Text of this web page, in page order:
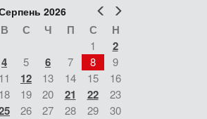
Попер
2026
В С Ч П С Н
1 2
4 5 6 7 8
9
11 12 13 14 15
16
18 19 20 21 22
23
26 27 28 29
30